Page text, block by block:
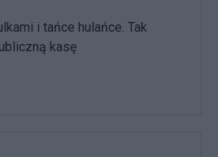
i tańce hulańce. Tak
kasę